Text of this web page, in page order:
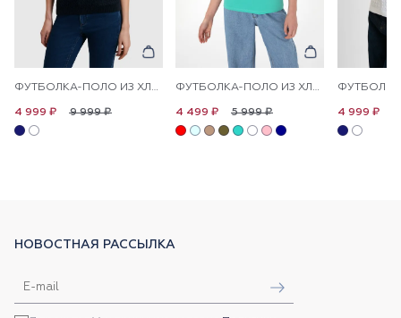
ФУТБОЛКА-ПОЛО ИЗ ХЛОПКА С УЗОРОМ КОСЫ
9 999 ₽
4 999 ₽
ФУТБОЛКА-ПОЛО ИЗ ХЛОПКА С ПРИНТОМ НА ПЛАНКЕ
5 999 ₽
4 499 ₽ 4 999 ₽
НОВОСТНАЯ РАССЫЛКА